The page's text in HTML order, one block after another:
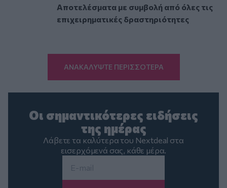
Αποτελέσματα με συμβολή από όλες τις
επιχειρηματικές δραστηριότητες
ΑΝΑΚΑΛΥΨΤΕ ΠΕΡΙΣΣΟΤΕΡΑ
Οι σημαντικότερες ειδήσεις
της ημέρας
Λάβετε τα καλύτερα του Nextdeal στα
εισερχόμενά σας, κάθε μέρα.